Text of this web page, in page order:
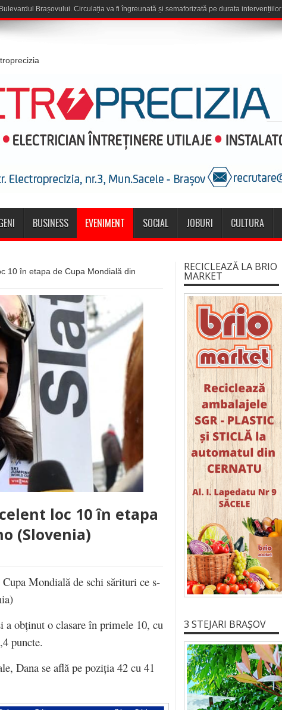
Brașovului. Circulația va fi îngreunată și semaforizată pe durata intervențiilor
BUSINESS EVENIMENT SOCIAL JOBURI CULTURA
10 în etapa de Cupa Mondială din
loc 10 în etapa
(Slovenia)
Mondială de schi sărituri ce s-
a obținut o clasare în primele 10, cu
puncte.
Dana se află pe poziția 42 cu 41
RECICLEAZĂ LA BRIO
MARKET
3 STEJARI BRAȘOV